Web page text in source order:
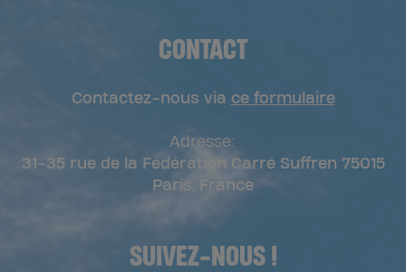
CONTACT
Contactez-nous via ce formulaire
Adresse:
31-35 rue de la Fédération Carré Suffren 75015
Paris, France
SUIVEZ-NOUS !